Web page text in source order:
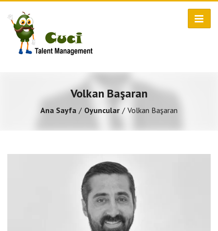
Volkan Başaran
Ana Sayfa Oyuncular Volkan Başaran